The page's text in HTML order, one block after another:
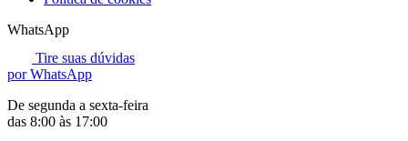
WhatsApp
Tire suas dúvidas
por WhatsApp
De segunda a sexta-feira
das 8:00 às 17:00